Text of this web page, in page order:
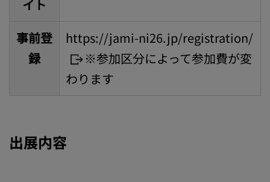
イト
事前登
録
https://jami-ni26.jp/registration/
※参加区分によって参加費が変
わります
出展内容